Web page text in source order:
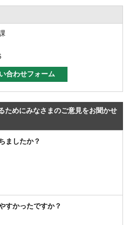
ためにみなさまのご意見をお聞かせ
ましたか？
すかったですか？